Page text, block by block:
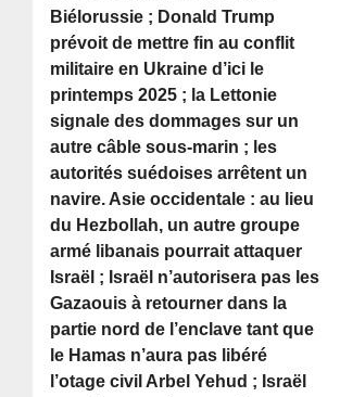
Biélorussie ; Donald Trump
prévoit de mettre fin au conflit
militaire en Ukraine d’ici le
printemps 2025 ; la Lettonie
signale des dommages sur un
autre câble sous-marin ; les
autorités suédoises arrêtent un
navire. Asie occidentale : au lieu
du Hezbollah, un autre groupe
armé libanais pourrait attaquer
Israël ; Israël n’autorisera pas les
Gazaouis à retourner dans la
partie nord de l’enclave tant que
le Hamas n’aura pas libéré
l’otage civil Arbel Yehud ; Israël